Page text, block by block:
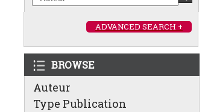
ADVANCED SEARCH +
BROWSE
Auteur
Type Publication